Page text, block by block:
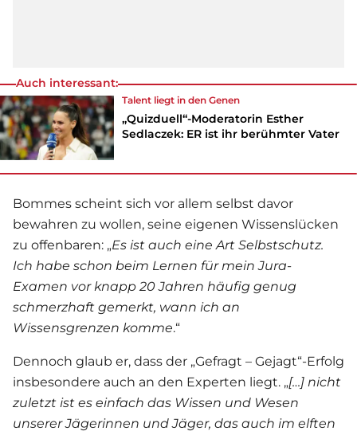
Auch interessant:
Talent liegt in den Genen
„Quizduell“-Moderatorin Esther
Sedlaczek: ER ist ihr berühmter Vater
Bommes scheint sich vor allem selbst davor
bewahren zu wollen, seine eigenen Wissenslücken
zu offenbaren: „Es ist auch eine Art Selbstschutz.
Ich habe schon beim Lernen für mein Jura-
Examen vor knapp 20 Jahren häufig genug
schmerzhaft gemerkt, wann ich an
Wissensgrenzen komme.“
Dennoch glaub er, dass der „Gefragt – Gejagt“-Erfolg
insbesondere auch an den Experten liegt. „[…] nicht
zuletzt ist es einfach das Wissen und Wesen
unserer Jägerinnen und Jäger, das auch im elften